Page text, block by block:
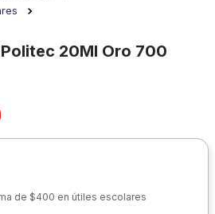
20Ml Oro 700
de $400 en útiles escolares